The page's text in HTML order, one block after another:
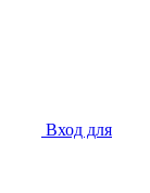
Вход для